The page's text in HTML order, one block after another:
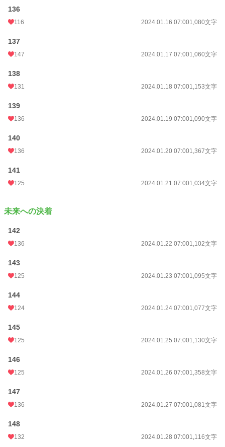
136
116 2024.01.16 07:001,080文字
137
147 2024.01.17 07:001,060文字
138
131 2024.01.18 07:001,153文字
139
136 2024.01.19 07:001,090文字
140
136 2024.01.20 07:001,367文字
141
125 2024.01.21 07:001,034文字
未来への決着
142
136 2024.01.22 07:001,102文字
143
125 2024.01.23 07:001,095文字
144
124 2024.01.24 07:001,077文字
145
125 2024.01.25 07:001,130文字
146
125 2024.01.26 07:001,358文字
147
136 2024.01.27 07:001,081文字
148
132 2024.01.28 07:001,116文字